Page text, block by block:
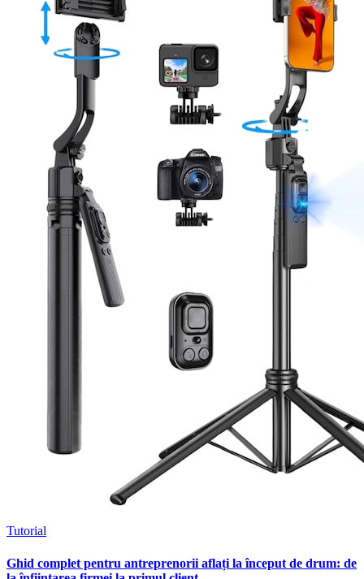
Tutorial
Ghid complet pentru antreprenorii aflați la început de drum: de